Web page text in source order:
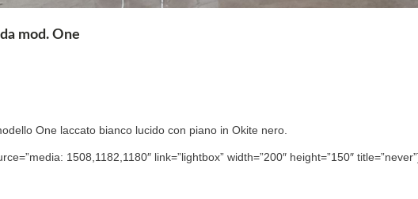
mod. One
One laccato bianco lucido con piano in Okite nero.
1508,1182,1180″ link=”lightbox” width=”200″ height=”150″